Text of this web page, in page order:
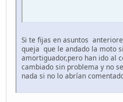
Si te fijas en asuntos
queja que le andado la moto
amortiguador,pero han ido al
cambiado sin problema y no
nada si no lo abrían